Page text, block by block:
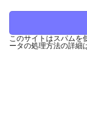
このサイトはスパムを
ータの処理方法の詳細